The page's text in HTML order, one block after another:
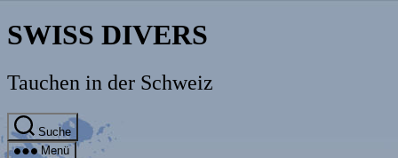
Direkt
zum
wechseln
SWISS DIVERS
Tauchen in der Schweiz
Suche
Menü